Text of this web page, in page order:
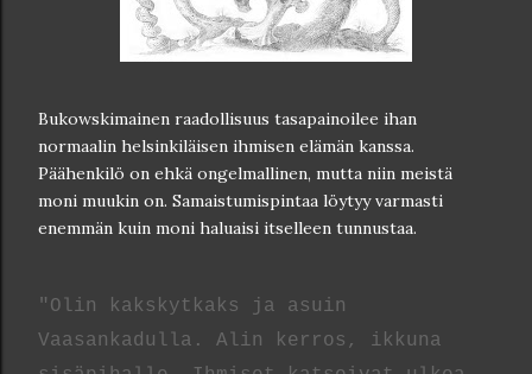
Bukowskimainen raadollisuus tasapainoilee ihan
normaalin helsinkiläisen ihmisen elämän kanssa.
Päähenkilö on ehkä ongelmallinen, mutta niin meistä
moni muukin on. Samaistumispintaa löytyy varmasti
enemmän kuin moni haluaisi itselleen tunnustaa.
"Olin kakskytkaks ja asuin
Vaasankadulla. Alin kerros, ikkuna